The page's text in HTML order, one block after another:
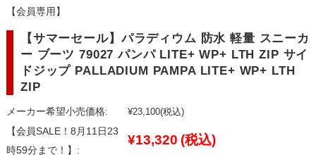
【会員専用】
【サマーセール】パラディウム 防水 軽量 スニーカ
ー ブーツ 79027 パンパ LITE+ WP+ LTH ZIP サイ
ドジップ PALLADIUM PAMPA LITE+ WP+ LTH
ZIP
メーカー希望小売価格: ¥23,100(税込)
【会員SALE！8月11日23
時59分まで！】:
¥13,320 (税込)